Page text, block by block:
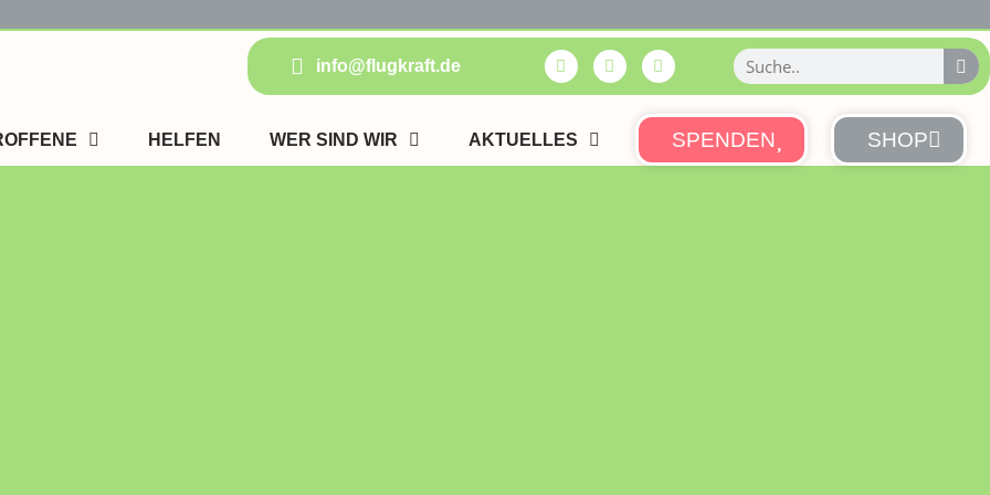
info@flugkraft.de
HELFEN WER SIND WIR AKTUELLES SPENDEN SHOP